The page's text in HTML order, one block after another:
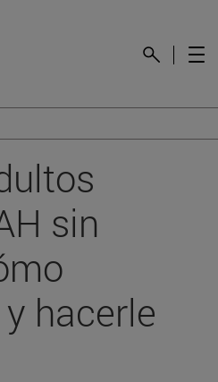
sin
hacerle